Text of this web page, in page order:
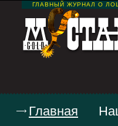
ГЛАВНЫЙ ЖУРНАЛ О
Главная